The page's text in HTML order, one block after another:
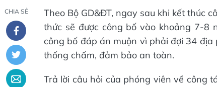
CHIA SẺ
Theo Bộ GD&ĐT, ngay sau khi kết thúc
thức sẽ được công bố vào khoảng 7-8
công bố đáp án muộn vì phải đợi 34
thống chấm, đảm bảo an toàn.
Trả lời câu hỏi của phóng viên về công